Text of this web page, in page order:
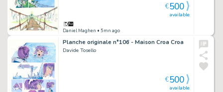
Daniel Maghen • 5mn ago
available
€500
Planche originale n°106 - Maison Croa Croa
Davide Tosello
available
€500